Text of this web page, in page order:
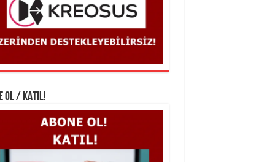
OL / KATIL!